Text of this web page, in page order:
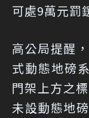
可處9萬元罰
高公局提醒
式動態地磅
門架上方之
未設動態地